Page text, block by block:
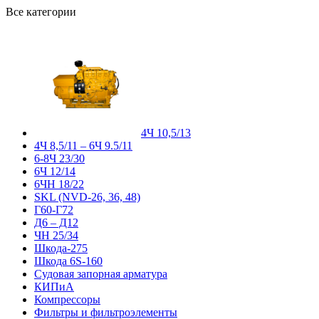
Все категории
4Ч 10,5/13
4Ч 8,5/11 – 6Ч 9.5/11
6-8Ч 23/30
6Ч 12/14
6ЧН 18/22
SKL (NVD-26, 36, 48)
Г60-Г72
Д6 – Д12
ЧН 25/34
Шкода-275
Шкода 6S-160
Судовая запорная арматура
КИПиА
Компрессоры
Фильтры и фильтроэлементы